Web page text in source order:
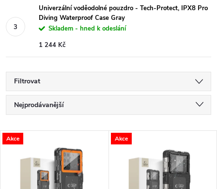
Univerzální voděodolné pouzdro - Tech-Protect, IPX8 Pro
Diving Waterproof Case Gray
Skladem - hned k odeslání
1 244 Kč
Filtrovat
Ř
a
Nejprodávanější
Nejdražší
Abecedně
V
Akce Akce